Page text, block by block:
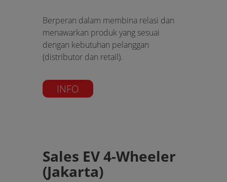
Berperan dalam membina relasi dan
menawarkan produk yang sesuai
dengan kebutuhan pelanggan
(distributor dan retail).
INFO
Sales EV 4-Wheeler
(Jakarta)